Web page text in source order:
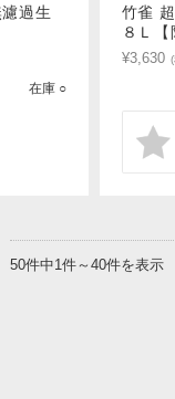
過生
在庫 ○
竹雀
８Ｌ【
¥3,630
50件中1件～40件を表示